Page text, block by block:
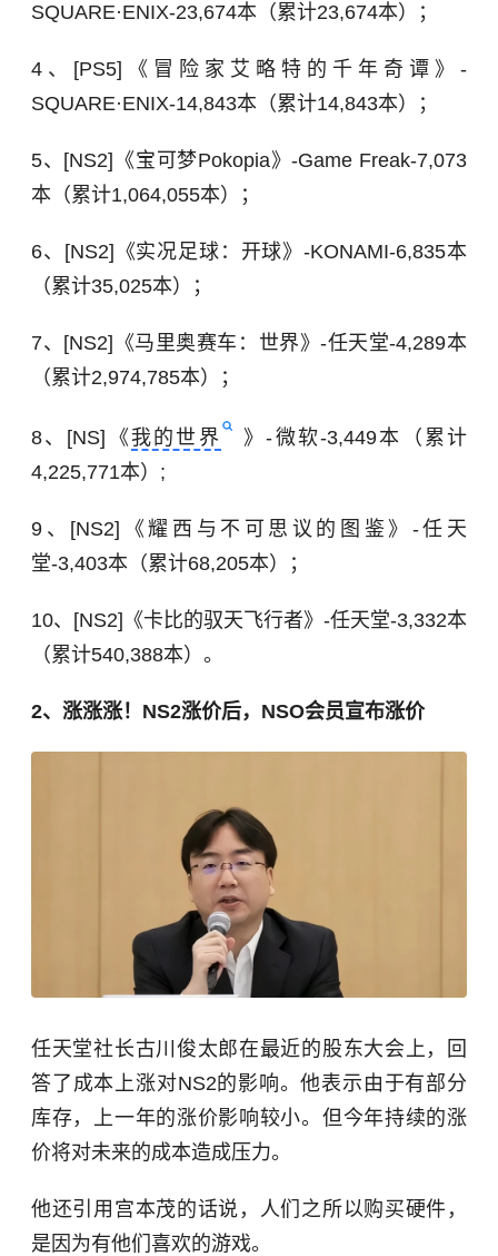
SQUARE·ENIX-23,674本（累计23,674本）；
4、[PS5]《冒险家艾略特的千年奇谭》-
SQUARE·ENIX-14,843本（累计14,843本）；
5、[NS2]《宝可梦Pokopia》-Game Freak-7,073
本（累计1,064,055本）；
6、[NS2]《实况足球：开球》-KONAMI-6,835本
（累计35,025本）；
7、[NS2]《马里奥赛车：世界》-任天堂-4,289本
（累计2,974,785本）；
8、[NS]《 我的世界
》-微软-3,449本（累计
4,225,771本）;
9、[NS2]《耀西与不可思议的图鉴》-任天
堂-3,403本（累计68,205本）；
10、[NS2]《卡比的驭天飞行者》-任天堂-3,332本
（累计540,388本）。
2、涨涨涨！NS2涨价后，NSO会员宣布涨价
任天堂社长古川俊太郎在最近的股东大会上，回
答了成本上涨对NS2的影响。他表示由于有部分
库存，上一年的涨价影响较小。但今年持续的涨
价将对未来的成本造成压力。
他还引用宫本茂的话说，人们之所以购买硬件，
是因为有他们喜欢的游戏。